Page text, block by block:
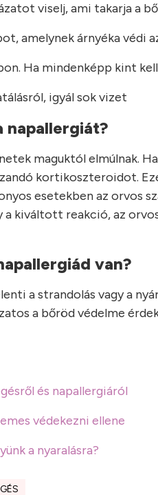
viselj, ami takarja a
amelynek árnyéka védi
Ha mindenképp kint
igyál sok vizet
napallergiát?
maguktól elmúlnak.
kortikoszteroidot.
esetekben az
a kiváltott reakció, az
van?
a strandolás vagy a
a bőröd védelme
és napallergiáról
védekezni ellene
a nyaralásra?